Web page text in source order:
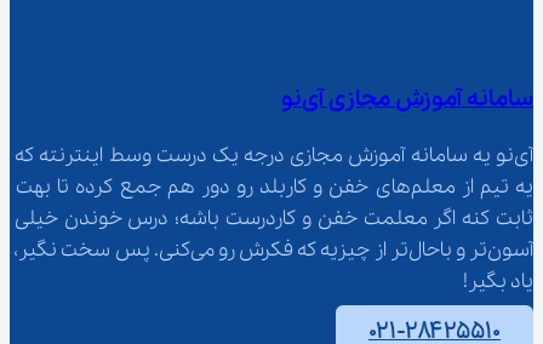
سامانه آموزش مجازی آی‌نو
آی‌نو یه سامانه آموزش مجازی درجه یک درست وسط اینترنته که
یه تیم از معلم‌‌های خفن و کاربلد رو دور هم جمع کرده تا بهت
ثابت کنه اگر معلمت خفن و کاردرست باشه؛ درس خوندن خیلی
آسون‌تر و باحال‌تر از چیزیه که فکرش رو می‌کنی. پس سخت نگیر،
یاد بگیر!
۰۲۱-۲۸۴۲۵۵۱۰